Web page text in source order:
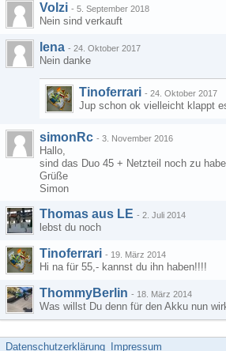
Volzi - 5. September 2018
Nein sind verkauft
lena - 24. Oktober 2017
Nein danke
Tinoferrari - 24. Oktober 2017
Jup schon ok vielleicht klappt
simonRc - 3. November 2016
Hallo,
sind das Duo 45 + Netzteil noch zu
Grüße
Simon
Thomas aus LE - 2. Juli 2014
lebst du noch
Tinoferrari - 19. März 2014
Hi na für 55,- kannst du ihn haben!!!!
ThommyBerlin - 18. März 2014
Was willst Du denn für den Akku nun
Datenschutzerklärung Impressum